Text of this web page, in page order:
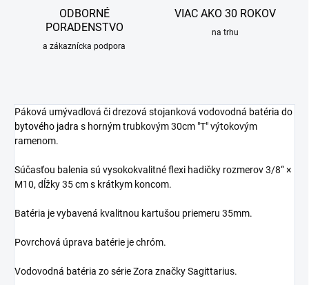
ODBORNÉ
PORADENSTVO
a zákaznícka podpora
VIAC AKO 30 ROKOV
na trhu
Páková umývadlová či drezová stojanková vodovodná batéria do
bytového jadra s horným trubkovým 30cm "T" výtokovým
ramenom.
Súčasťou balenia sú vysokokvalitné flexi hadičky rozmerov 3/8“ ×
M10, dĺžky 35 cm s krátkym koncom.
Batéria je vybavená kvalitnou kartušou priemeru 35mm.
Povrchová úprava batérie je chróm.
Vodovodná batéria zo série Zora značky Sagittarius.